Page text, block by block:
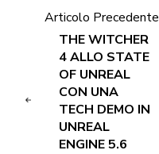
Articolo Precedente
THE WITCHER
4 ALLO STATE
OF UNREAL
CON UNA
TECH DEMO IN
UNREAL
ENGINE 5.6